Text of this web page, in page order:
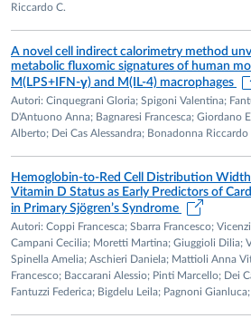
cellulari potenzialmente rilevanti per
trattamento della disfunzione β-
Le principali linee di ricerca
generazione e caratterizzazione
pancreatiche derivate da cellule
studio dei meccanismi di
modelli cellulari umani;
analisi dei meccanismi cellulari e
forme monogeniche e
valutazione della funzione β-
secrezione insulinica e analisi
Riccardo C.
A novel cell indirect calorimetry method
metabolic fluxomic signatures of human
M(LPS+IFN-γ) and M(IL-4) macrophages
Autori: Cinquegrani Gloria; Spigoni Valentina;
D'Antuono Anna; Bagnaresi Francesca; Giordano
Alberto; Dei Cas Alessandra; Bonadonna Riccardo
Hemoglobin-to-Red Cell Distribution
Vitamin D Status as Early Predictors of
in Primary Sjögren’s Syndrome
Autori: Coppi Francesca; Sbarra Francesco;
Campani Cecilia; Moretti Martina; Giuggioli Dilia;
Spinella Amelia; Aschieri Daniela; Mattioli Anna
Francesco; Baccarani Alessio; Pinti Marcello; Dei
Fantuzzi Federica; Bigdelu Leila; Pagnoni